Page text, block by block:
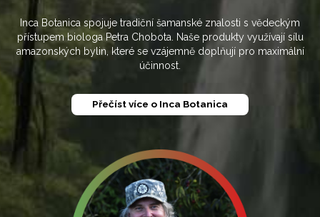
Inca Botanica spojuje tradiční šamanské znalosti s vědeckým
přístupem biologa Petra Chobota. Naše produkty využívají sílu
amazonských bylin, které se vzájemně doplňují pro maximální
účinnost.
Přečíst více o Inca Botanica